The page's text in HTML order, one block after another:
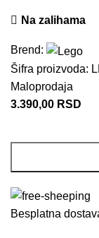
Na zalihama
Brend:
Šifra proizvoda:
Maloprodaja
3.390,00 RSD
Besplatna